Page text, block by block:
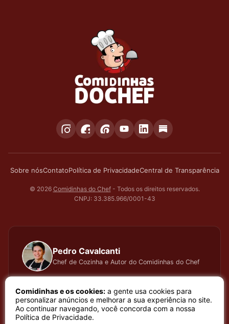
Sobre nósContatoPolítica de PrivacidadeCentral de Transparência
© 2026 Comidinhas do Chef- Todos os direitos reservados.
CNPJ: 33.385.966/0001-43
Pedro Cavalcanti
Chef de Cozinha e Autor do Comidinhas do Chef
atenção, testando cada receita que apresento, meu
trabalho é baseado em sentimento de amor e bem
estar que a arte de cozinhar proporciona. Meu nome é
Comidinhas e os cookies: a gente usa cookies para
personalizar anúncios e melhorar a sua experiência no site.
Ao continuar navegando, você concorda com a nossa
Política de Privacidade.